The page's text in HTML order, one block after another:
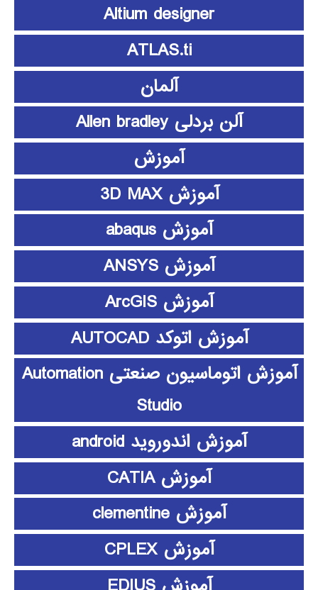
Altium designer
ATLAS.ti
آلمان
آلن بردلی Allen bradley
آموزش
آموزش 3D MAX
آموزش abaqus
آموزش ANSYS
آموزش ArcGIS
آموزش اتوکد AUTOCAD
آموزش اتوماسیون صنعتی Automation
Studio
آموزش اندوروید android
آموزش CATIA
آموزش clementine
آموزش CPLEX